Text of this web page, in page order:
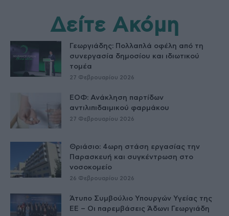
Δείτε Ακόμη
Γεωργιάδης: Πολλαπλά οφέλη από τη
συνεργασία δημοσίου και ιδιωτικού
τομέα
27 Φεβρουαρίου 2026
ΕΟΦ: Ανάκληση παρτίδων
αντιλιπιδαιμικού φαρμάκου
27 Φεβρουαρίου 2026
Θριάσιο: 4ωρη στάση εργασίας την
Παρασκευή και συγκέντρωση στο
νοσοκομείο
26 Φεβρουαρίου 2026
Άτυπο Συμβούλιο Υπουργών Υγείας της
ΕE – Οι παρεμβάσεις Άδωνι Γεωργιάδη